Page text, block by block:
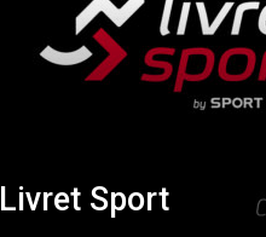
Livret Sport